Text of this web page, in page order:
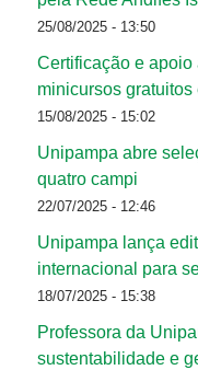
25/08/2025 - 13:50
Certificação e
minicursos
15/08/2025 - 15:02
Unipampa abre
quatro campi
22/07/2025 - 12:46
Unipampa lança
internacional para
18/07/2025 - 15:38
Professora da
sustentabilidade e